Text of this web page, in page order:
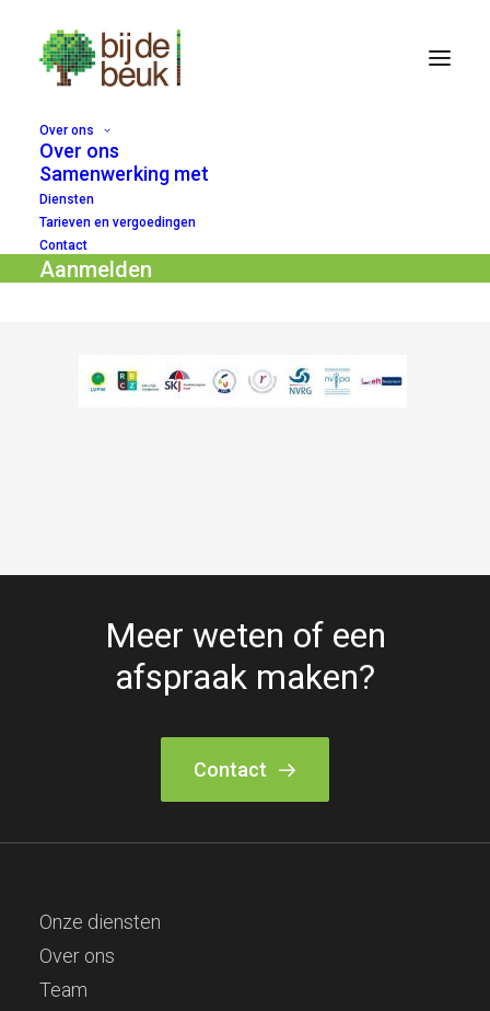
Over ons
Over ons
Samenwerking met
Diensten
Tarieven en vergoedingen
Contact
Aanmelden
beuk-1240×198
Meer weten of een
afspraak maken?
Contact
Onze diensten
Over ons
Team